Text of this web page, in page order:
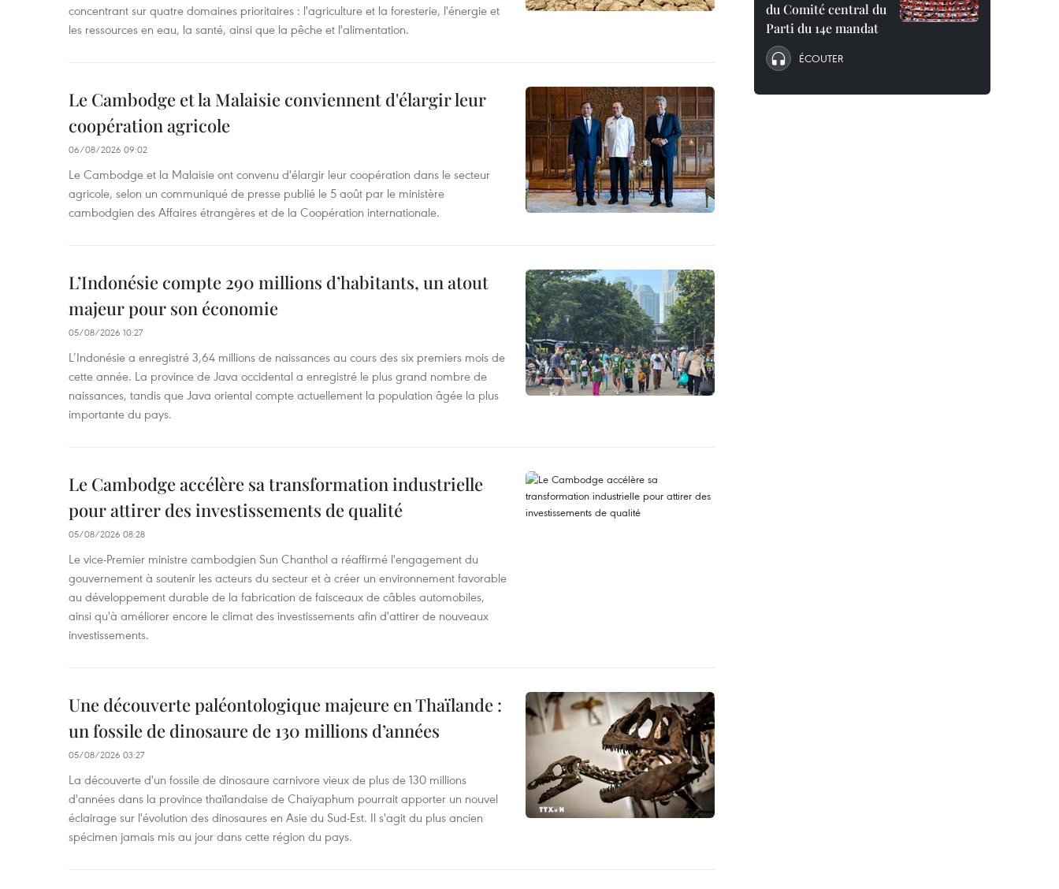
concentrant sur quatre domaines prioritaires : l'agriculture et la foresterie, l'énergie et
les ressources en eau, la santé, ainsi que la pêche et l'alimentation.
Le Cambodge et la Malaisie conviennent d'élargir leur
coopération agricole
06/08/2026 09:02
Le Cambodge et la Malaisie ont convenu d'élargir leur coopération dans le secteur
agricole, selon un communiqué de presse publié le 5 août par le ministère
cambodgien des Affaires étrangères et de la Coopération internationale.
L’Indonésie compte 290 millions d’habitants, un atout
majeur pour son économie
05/08/2026 10:27
L’Indonésie a enregistré 3,64 millions de naissances au cours des six premiers mois de
cette année. La province de Java occidental a enregistré le plus grand nombre de
naissances, tandis que Java oriental compte actuellement la population âgée la plus
importante du pays.
Le Cambodge accélère sa transformation industrielle
pour attirer des investissements de qualité
05/08/2026 08:28
Le vice-Premier ministre cambodgien Sun Chanthol a réaffirmé l'engagement du
gouvernement à soutenir les acteurs du secteur et à créer un environnement favorable
au développement durable de la fabrication de faisceaux de câbles automobiles,
ainsi qu'à améliorer encore le climat des investissements afin d'attirer de nouveaux
investissements.
Une découverte paléontologique majeure en Thaïlande :
un fossile de dinosaure de 130 millions d’années
05/08/2026 03:27
La découverte d'un fossile de dinosaure carnivore vieux de plus de 130 millions
d'années dans la province thaïlandaise de Chaiyaphum pourrait apporter un nouvel
éclairage sur l'évolution des dinosaures en Asie du Sud-Est. Il s'agit du plus ancien
spécimen jamais mis au jour dans cette région du pays.
du Comité central du
Parti du 14e mandat
ÉCOUTER